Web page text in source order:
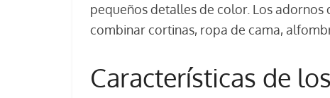
pequeños detalles de color. Los
combinar cortinas, ropa de cama,
Características de